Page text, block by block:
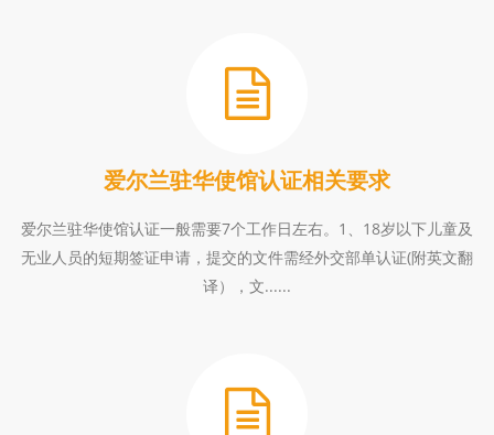
爱尔兰驻华使馆认证相关要求
爱尔兰驻华使馆认证一般需要7个工作日左右。1、18岁以下儿童及
无业人员的短期签证申请，提交的文件需经外交部单认证(附英文翻
译），文......